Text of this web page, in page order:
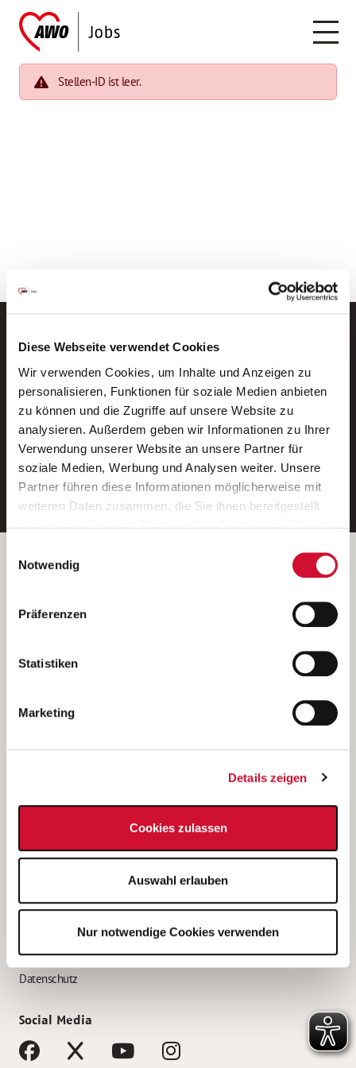
Diese Webseite verwendet Cookies
Wir verwenden Cookies, um Inhalte und Anzeigen zu
personalisieren, Funktionen für soziale Medien anbieten
zu können und die Zugriffe auf unsere Website zu
analysieren. Außerdem geben wir Informationen zu Ihrer
Verwendung unserer Website an unsere Partner für
soziale Medien, Werbung und Analysen weiter. Unsere
Partner führen diese Informationen möglicherweise mit
weiteren Daten zusammen, die Sie ihnen bereitgestellt
Wenn Sie auf „Cookies zulassen“ klicken, so stimmen
Sie der Speicherung sämtlicher Cookies zu. Sie können
Ihre Einwilligung selbstverständlich jederzeit widerrufen,
indem Sie die Cookie-Einstellungen aufrufen und diese
unsererDatenschutzerklärung
Notwendig
Präferenzen
Statistiken
Marketing
Details zeigen
Cookies zulassen
Auswahl erlauben
Nur notwendige Cookies verwenden
Stellen-ID ist leer.
Neue Stellen per E-Mail.
Ein kostenloser Service von AWO
Jobs.
E-Mail-Adresse eintragen
Betreiber der Webseite
Kantstraße 45a
(Ein Tochterunternehmen des AWO Bezirksverbandes Unterfranken
e.V.)
Bewerbung als Altenpflegehelfer*in
Bewerbung als Erzieher*in
AWO Gliederungen nach Bundesland
Impressum
Datenschutz
Social Media